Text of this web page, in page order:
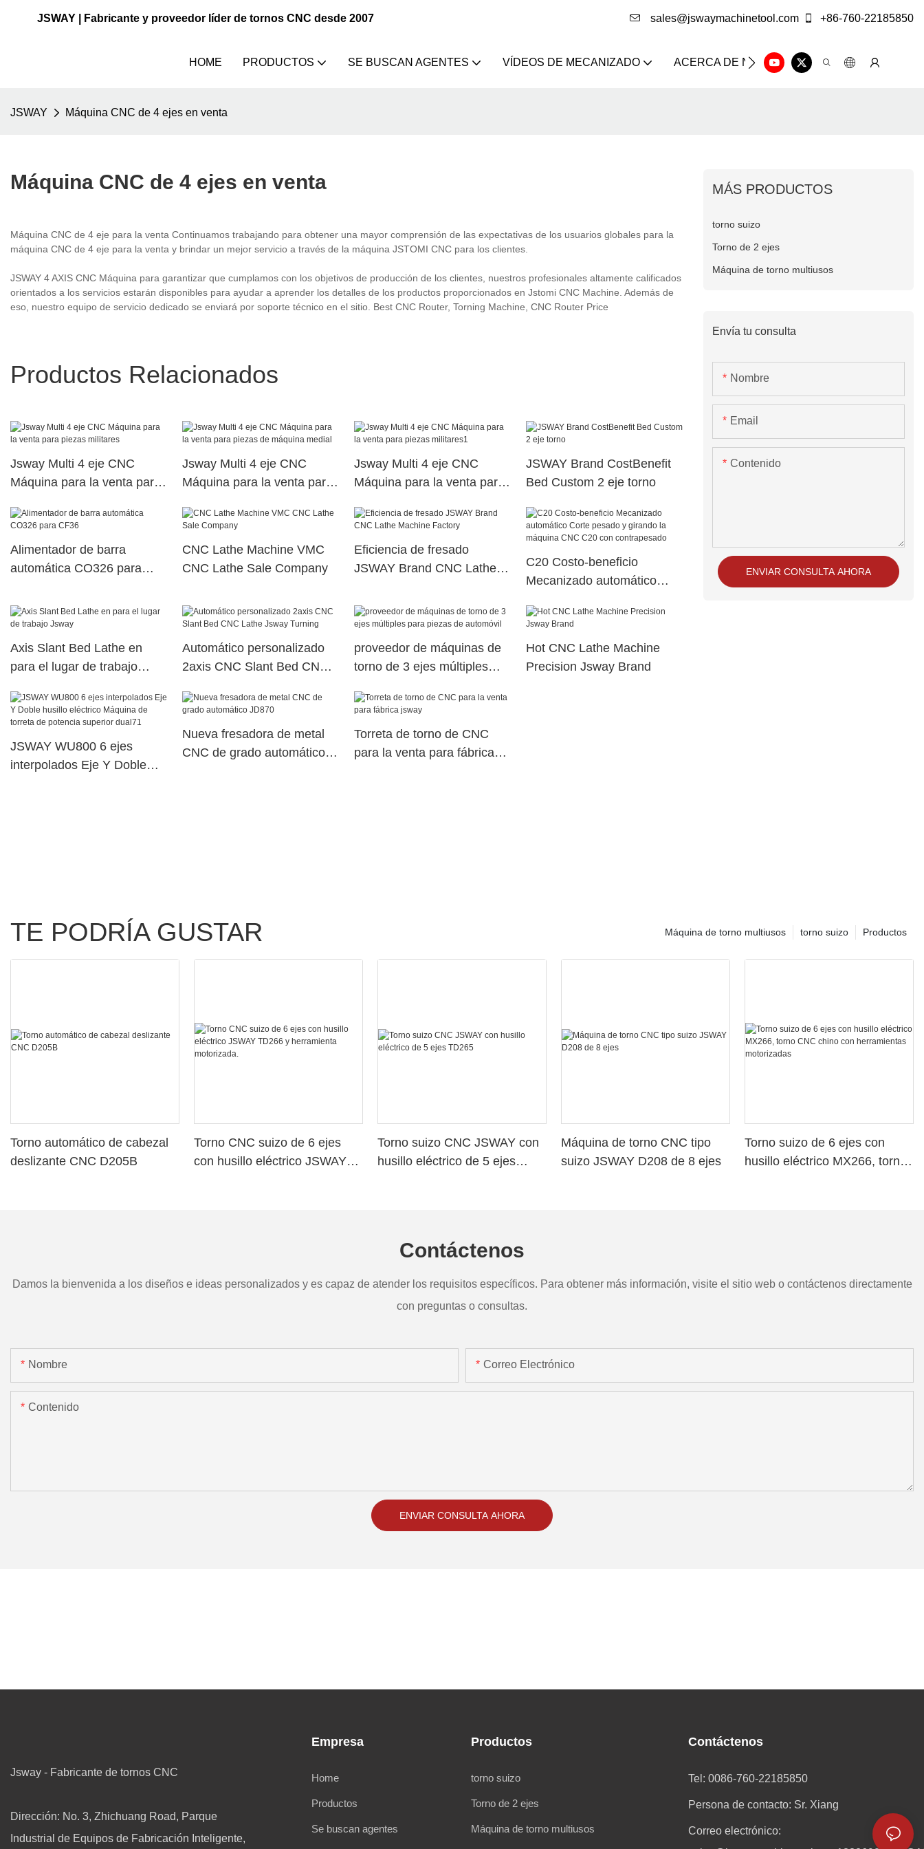
JSWAY | Fabricante y proveedor líder de tornos CNC desde 2007 sales@jswaymachinetool.com +86-760-22185850
HOME PRODUCTOS SE BUSCAN AGENTES VÍDEOS DE MECANIZADO ACERCA DE NOSOTROS SOLUCIÓN
JSWAY Máquina CNC de 4 ejes en venta
Máquina CNC de 4 ejes en venta
Máquina CNC de 4 eje para la venta Continuamos trabajando para obtener una mayor comprensión de las expectativas de los usuarios globales para la
máquina CNC de 4 eje para la venta y brindar un mejor servicio a través de la máquina JSTOMI CNC para los clientes.
JSWAY 4 AXIS CNC Máquina para garantizar que cumplamos con los objetivos de producción de los clientes, nuestros profesionales altamente calificados
orientados a los servicios estarán disponibles para ayudar a aprender los detalles de los productos proporcionados en Jstomi CNC Machine. Además de
eso, nuestro equipo de servicio dedicado se enviará por soporte técnico en el sitio. Best CNC Router, Torning Machine, CNC Router Price
Productos Relacionados
Jsway Multi 4 eje CNC
Máquina para la venta para
Jsway Multi 4 eje CNC
Máquina para la venta para
Jsway Multi 4 eje CNC
Máquina para la venta para
JSWAY Brand CostBenefit
Bed Custom 2 eje torno
Alimentador de barra
automática CO326 para
CNC Lathe Machine VMC
CNC Lathe Sale Company
Eficiencia de fresado
JSWAY Brand CNC Lathe
C20 Costo-beneficio
Mecanizado automático
máquina CNC C20 con
Axis Slant Bed Lathe en
para el lugar de trabajo
Automático personalizado
2axis CNC Slant Bed CNC
proveedor de máquinas de
torno de 3 ejes múltiples
Hot CNC Lathe Machine
Precision Jsway Brand
JSWAY WU800 6 ejes
interpolados Eje Y Doble
Nueva fresadora de metal
CNC de grado automático
Torreta de torno de CNC
para la venta para fábrica
MÁS PRODUCTOS
torno suizo
Torno de 2 ejes
Máquina de torno multiusos
Envía tu consulta
Nombre
Email
Contenido
ENVIAR CONSULTA AHORA
TE PODRÍA GUSTAR Productos
torno suizo
Máquina de torno multiusos
Torno automático de cabezal
deslizante CNC D205B
Torno CNC suizo de 6 ejes
con husillo eléctrico JSWAY
Torno suizo CNC JSWAY con
husillo eléctrico de 5 ejes
Máquina de torno CNC tipo
suizo JSWAY D208 de 8 ejes
Torno suizo de 6 ejes con
husillo eléctrico MX266, torno
Contáctenos
Damos la bienvenida a los diseños e ideas personalizados y es capaz de atender los requisitos específicos. Para obtener más información, visite el sitio web o contáctenos directamente
con preguntas o consultas.
Nombre Correo Electrónico
Contenido
ENVIAR CONSULTA AHORA
Jsway - Fabricante de tornos CNC
Dirección: No. 3, Zhichuang Road, Parque
Industrial de Equipos de Fabricación Inteligente,
Empresa
Home
Productos
Se buscan agentes
Productos
torno suizo
Torno de 2 ejes
Máquina de torno multiusos
Contáctenos
Tel: 0086-760-22185850
Persona de contacto: Sr. Xiang
Correo electrónico: